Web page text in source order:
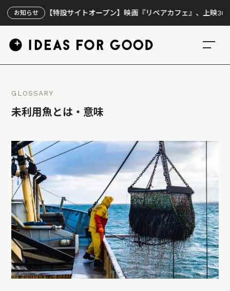
お知らせ
【特設サイトオープン】映画『リペアカフェ』、上映300回の先
GLOSSARY
未利用魚とは・意味